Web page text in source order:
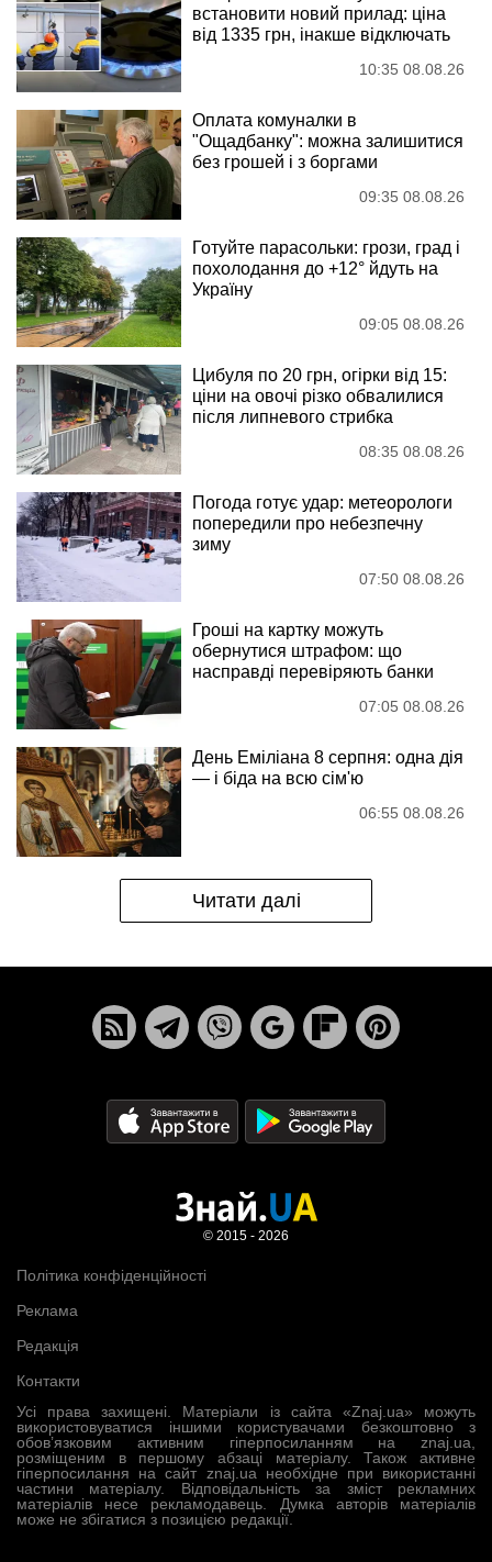
встановити новий прилад: ціна
від 1335 грн, інакше відключать
10:35 08.08.26
Оплата комуналки в
"Ощадбанку": можна залишитися
без грошей і з боргами
09:35 08.08.26
Готуйте парасольки: грози, град і
похолодання до +12° йдуть на
Україну
09:05 08.08.26
Цибуля по 20 грн, огірки від 15:
ціни на овочі різко обвалилися
після липневого стрибка
08:35 08.08.26
Погода готує удар: метеорологи
попередили про небезпечну
зиму
07:50 08.08.26
Гроші на картку можуть
обернутися штрафом: що
насправді перевіряють банки
07:05 08.08.26
День Еміліана 8 серпня: одна дія
— і біда на всю сім'ю
06:55 08.08.26
Читати далі
Усі права захищені. Матеріали із сайта «Znaj.ua» можуть
використовуватися іншими користувачами безкоштовно з
обов’язковим активним гіперпосиланням на znaj.ua,
розміщеним в першому абзаці матеріалу. Також активне
гіперпосилання на сайт znaj.ua необхідне при використанні
частини матеріалу. Відповідальність за зміст рекламних
матеріалів несе рекламодавець. Думка авторів матеріалів
може не збігатися з позицією редакції.
Політика конфіденційності
Реклама
Редакція
Контакти
© 2015 - 2026